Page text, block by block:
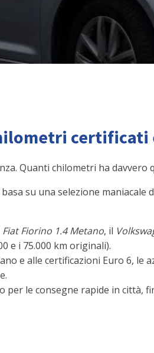
certificati
Quanti chilometri ha
basa su una selezione
Fiat Fiorino 1.4 Metano, il
e i 75.000 km originali).
e alle certificazioni Euro 6,
per le consegne rapide in città,